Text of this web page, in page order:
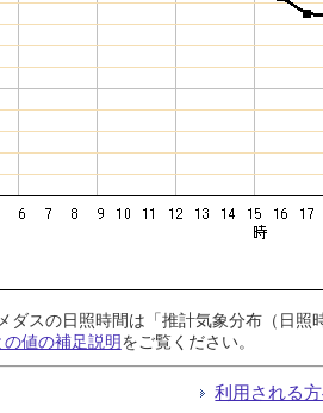
ダスの日照時間は「推計気象分布（日
の値の補足説明をご覧ください。
利用される